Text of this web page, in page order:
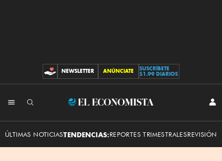
CONTRIBUCIONES
NEWSLETTER ANÚNCIATE
SUSCRÍBETE
$1.99 DIARIOS
El
ÚLTIMAS NOTICIASTENDENCIAS:REPORTES TRIMESTRALESREVISIÓN